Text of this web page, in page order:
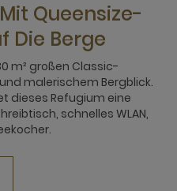
Queensize-
Die Berge
m² großen Classic-
malerischem Bergblick.
dieses Refugium eine
schnelles WLAN,